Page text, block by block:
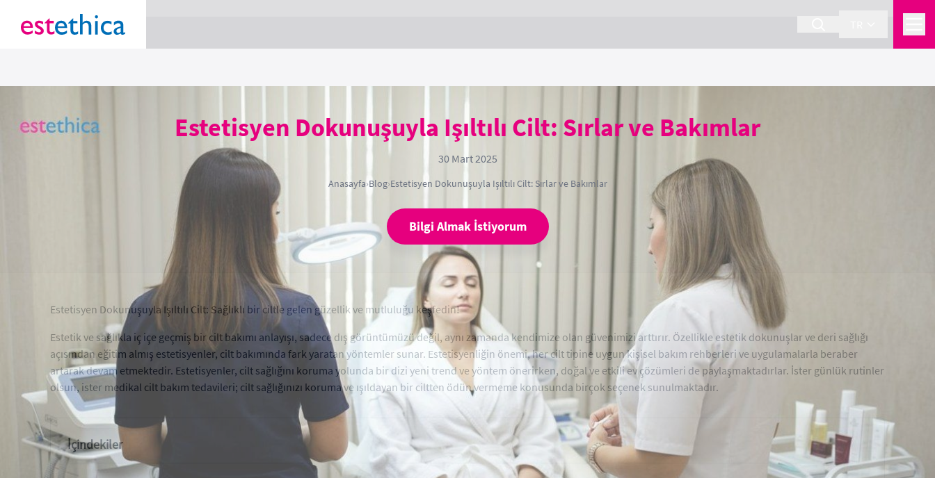
Estetisyen Dokunuşuyla Işıltılı Cilt: Sırlar ve Bakımlar
30 Mart 2025
Anasayfa›Blog›Estetisyen Dokunuşuyla Işıltılı Cilt: Sırlar ve Bakımlar
Bilgi Almak İstiyorum
Estetisyen Dokunuşuyla Işıltılı Cilt: Sağlıklı bir ciltle gelen güzellik ve mutluluğu keşfedin!
Estetik ve sağlıkla iç içe geçmiş bir cilt bakımı anlayışı, sadece dış görüntümüzü değil, aynı zamanda kendimize olan güvenimizi arttırır. Özellikle estetik dokunuşlar ve deri sağlığı
açısından eğitim almış estetisyenler, cilt bakımında fark yaratan yöntemler sunar. Estetisyenliğin önemi, her cilt tipine uygun kişisel bakım rehberleri ve uygulamalarla beraber
artarak devam etmektedir. Estetisyenler, cilt sağlığını koruma yolunda bir dizi yeni trend ve yöntem önerirken, doğal ve etkili ev çözümleri de paylaşmaktadırlar. İster günlük rutinler
olsun, ister medikal cilt bakım tedavileri; cilt sağlığınızı koruma ve ışıldayan bir ciltten ödün vermeme konusunda birçok seçenek sunulmaktadır.
İçindekiler